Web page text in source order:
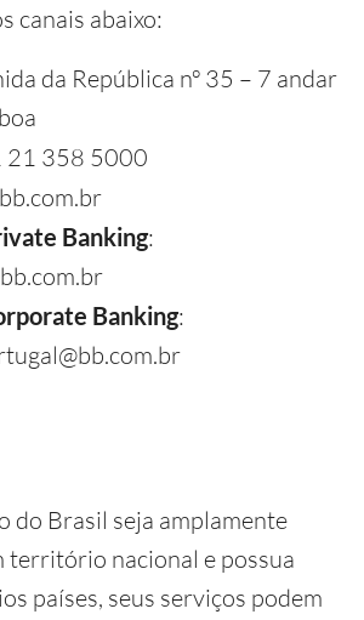
canais abaixo:
da República nº 35 – 7 andar
21 358 5000
Banking:
Banking:
do Brasil seja amplamente
território nacional e possua
países, seus serviços podem